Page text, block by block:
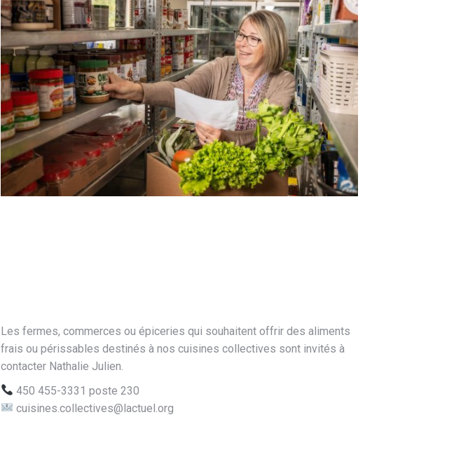
Les fermes, commerces ou épiceries qui souhaitent offrir des aliments
frais ou périssables destinés à nos cuisines collectives sont invités à
contacter Nathalie Julien.
450 455-3331 poste 230
cuisines.collectives@lactuel.org